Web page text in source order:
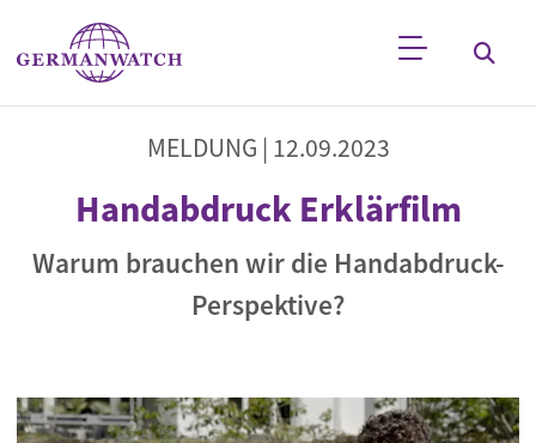
Direkt zum Inhalt
StichwortsucheMELDUNG | 12.09.2023
Handabdruck Erklärfilm
Warum brauchen wir die Handabdruck-
Perspektive?